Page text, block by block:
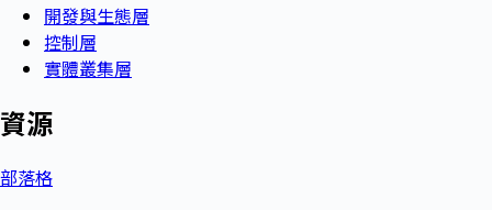
開發與生態層
控制層
實體叢集層
資源
部落格